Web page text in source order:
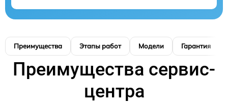
Преимущества Этапы работ Модели Гарантия
Преимущества сервис-
центра